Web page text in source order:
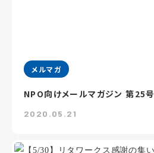
メルマガ
NPO向けメールマガジン 第25号
2020.05.21